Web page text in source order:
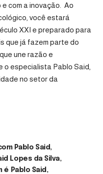
com a inovação. Ao
você estará
XXI e preparado para
que já fazem parte do
une razão e
especialista Pablo Said,
no setor da
Pablo Said
Lopes da Silva
é Pablo Said